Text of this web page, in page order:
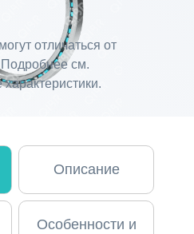
отличаться от
Подробнее см.
характеристики.
Описание
Особенности и